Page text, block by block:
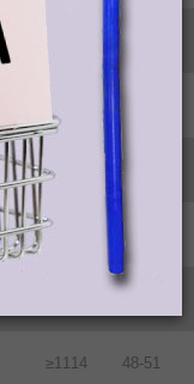
≥1114 40-43
≥1114
≥1114 48-51